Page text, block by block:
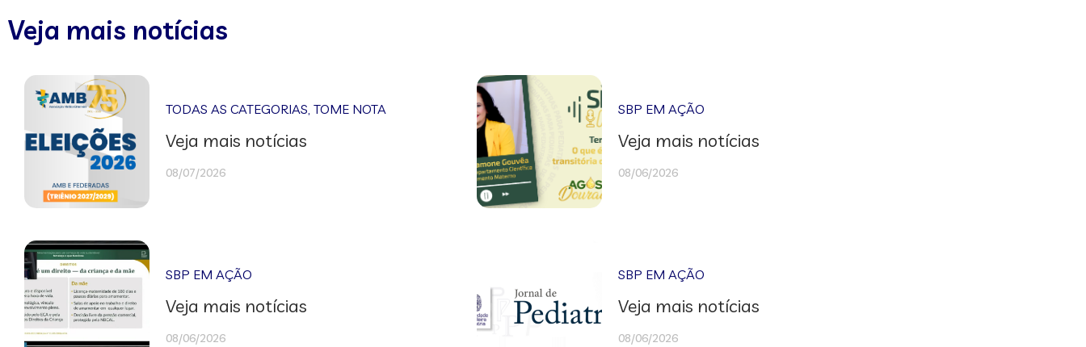
Veja mais notícias
TODAS AS CATEGORIAS,TOME NOTA
Veja mais notícias
08/07/2026
SBP EM AÇÃO
Veja mais notícias
08/06/2026
SBP EM AÇÃO
Veja mais notícias
08/06/2026
SBP EM AÇÃO
Veja mais notícias
08/06/2026